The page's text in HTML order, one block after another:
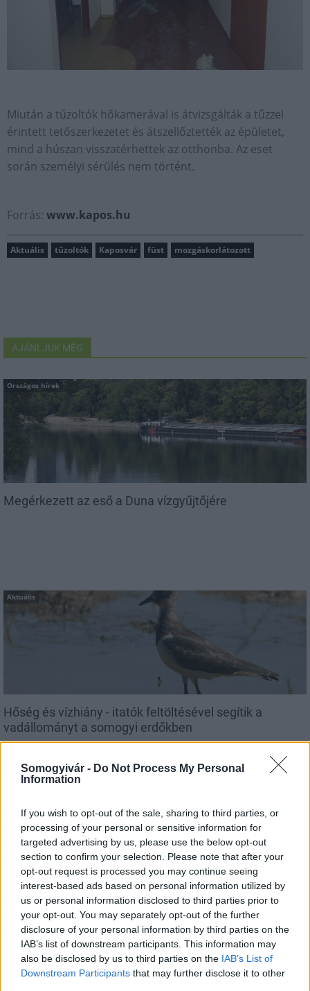
Somogyivár - Do Not Process My Personal
Information
If you wish to opt-out of the sale, sharing to third parties, or
processing of your personal or sensitive information for
targeted advertising by us, please use the below opt-out
section to confirm your selection. Please note that after your
opt-out request is processed you may continue seeing
interest-based ads based on personal information utilized by
us or personal information disclosed to third parties prior to
your opt-out. You may separately opt-out of the further
disclosure of your personal information by third parties on the
IAB’s list of downstream participants. This information may
also be disclosed by us to third parties on the IAB’s List of
Downstream Participants that may further disclose it to other
Miután a tűzoltók hőkamerával is átvizsgálták a tűzzel
érintett tetőszerkezetet és átszellőztették az épületet,
mind a húszan visszatérhettek az otthonba. Az eset
során személyi sérülés nem történt.
Forrás: www.kapos.hu
Aktuális tűzoltók Kaposvár füst mozgáskorlátozott
AJÁNLJUK MÉG
Országos hírek
Megérkezett az eső a Duna vízgyűjtőjére
Aktuális
Hőség és vízhiány - itatók feltöltésével segítik a
vadállományt a somogyi erdőkben
Helyi hírek
Amire többmillióan vártunk: szombattól másodfokúra
csökken a riasztás